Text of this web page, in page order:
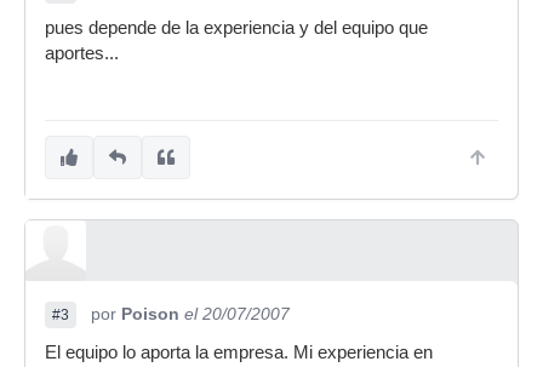
pues depende de la experiencia y del equipo que
aportes...
#3 por Poison el 20/07/2007
El equipo lo aporta la empresa. Mi experiencia en